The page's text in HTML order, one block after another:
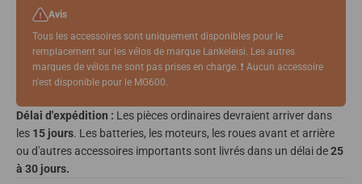
Avis
Tous les accessoires sont uniquement disponibles pour le
remplacement sur les vélos de marque Lankeleisi. Les autres
marques de vélos ne sont pas prises en charge. ❗ Aucun accessoire
n'est disponible pour le MG600.
Délai d'expédition : Les pièces ordinaires devraient arriver dans
les 15 jours. Les batteries, les moteurs, les roues avant et arrière
ou d'autres accessoires importants sont livrés dans un délai de25
à 30 jours.